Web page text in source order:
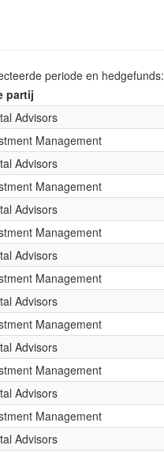
periode en hedgefunds:
partij
Advisors
Management
Advisors
Management
Advisors
Management
Advisors
Management
Advisors
Management
Advisors
Management
Advisors
Management
Advisors